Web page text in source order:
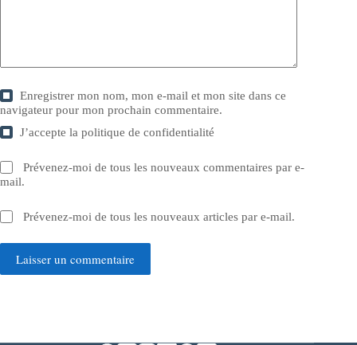
Enregistrer mon nom, mon e-mail et mon site dans ce
navigateur pour mon prochain commentaire.
J’accepte lapolitique de confidentialité
Prévenez-moi de tous les nouveaux commentaires par e-
mail.
Prévenez-moi de tous les nouveaux articles par e-mail.
Laisser un commentaire